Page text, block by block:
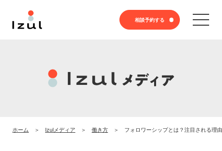
相談予約する
ホーム Izulメディア 働き方 フォロワーシップとは？注目される理